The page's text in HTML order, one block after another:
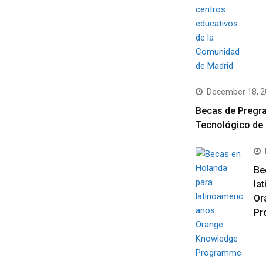
December 18,
Becas de
Tecnológico de